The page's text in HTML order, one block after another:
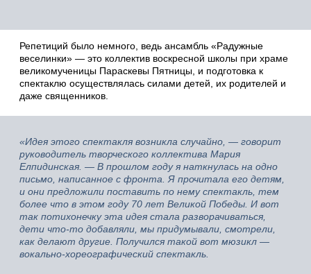
Репетиций было немного, ведь ансамбль «Радужные
веселинки» — это коллектив воскресной школы при храме
великомученицы Параскевы Пятницы, и подготовка к
спектаклю осуществлялась силами детей, их родителей и
даже священников.
«Идея этого спектакля возникла случайно, — говорит
руководитель творческого коллектива Мария
Елпидинская. — В прошлом году я наткнулась на одно
письмо, написанное с фронта. Я прочитала его детям,
и они предложили поставить по нему спектакль, тем
более что в этом году 70 лет Великой Победы. И вот
так потихонечку эта идея стала разворачиваться,
дети что-то добавляли, мы придумывали, смотрели,
как делают другие. Получился такой вот мюзикл —
вокально-хореографический спектакль.